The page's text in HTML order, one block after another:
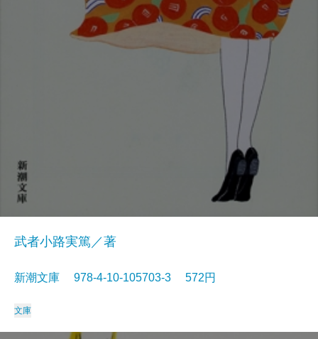
武者小路実篤／著
新潮文庫 978-4-10-105703-3 572円
文庫